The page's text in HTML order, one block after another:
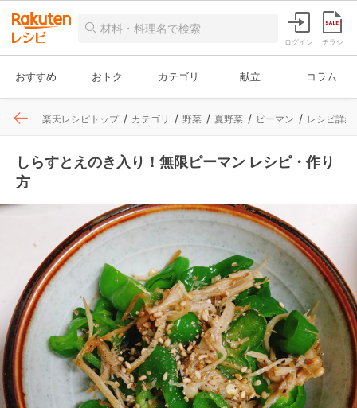
ログイン チラシ
おすすめ おトク カテゴリ 献立 コラム
楽天レシピトップ カテゴリ 野菜 夏野菜 ピーマン レシピ詳細
しらすとえのき入り！無限ピーマン レシピ・作り
方